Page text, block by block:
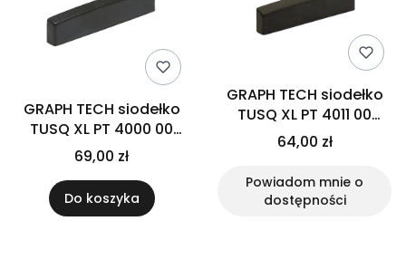
GRAPH TECH siodełko
TUSQ XL PT 4000 00
Jumbo XL
69,00 zł
Do koszyka
GRAPH TECH siodełko
TUSQ XL PT 4011 00
Gibson
64,00 zł
Powiadom mnie o
dostępności